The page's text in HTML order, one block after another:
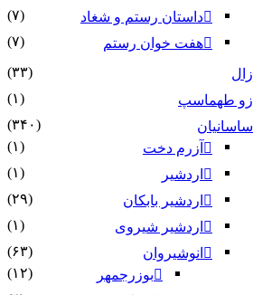
داستان رستم و شغاد
(۷)
هفت خوان رستم‏
(۷)
زال
(۳۳)
زو طهماسپ‏
(۱)
ساسانیان
(۳۴۰)
آزرم دخت
(۱)
اردشیر
(۱)
اردشیر بابکان
(۲۹)
اردشیر شیروی
(۱)
انوشیروان
(۶۳)
بوزرجمهر
(۱۲)